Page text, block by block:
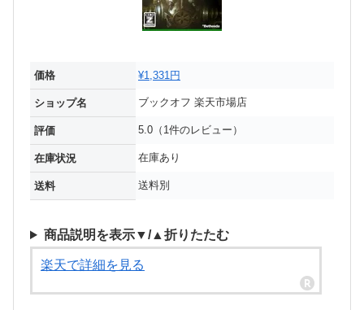
価格 ¥1,331円
ショップ名 ブックオフ 楽天市場店
評価 5.0（1件のレビュー）
在庫状況 在庫あり
送料 送料別
商品説明を表示▼/▲折りたたむ
楽天で詳細を見る